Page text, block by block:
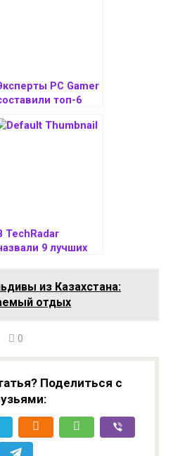
PC Gamer
топ-6
для
TechRadar
9 лучших
из Казахстана:
отдых
0
Поделиться с